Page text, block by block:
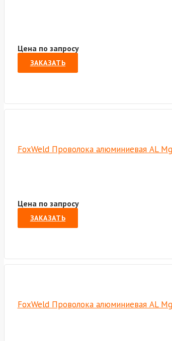
Цена по запросу
ЗАКАЗАТЬ
FoxWeld Проволока алюминиевая AL
Цена по запросу
ЗАКАЗАТЬ
FoxWeld Проволока алюминиевая AL